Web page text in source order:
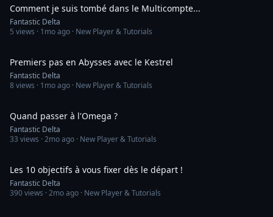
Comment je suis tombé dans le Multicompte...
Fantastic Delta
5 views · 1mo ago · New Player & Tutorials
Premiers pas en Abysses avec le Kestrel
Fantastic Delta
8views · 1mo ago · New Player & Tutorials
Quand passer à l'Omega ?
Fantastic Delta
33 views ·2mo ago · New Player & Tutorials
Les 10 objectifs à vous fixer dès le départ !
Fantastic Delta
390views ·2mo ago · New Player & Tutorials